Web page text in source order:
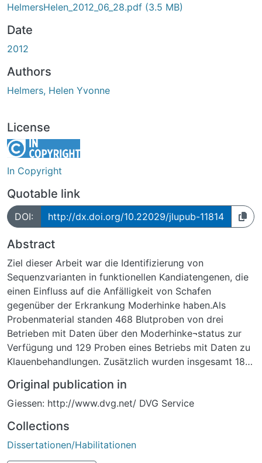
HelmersHelen_2012_06_28.pdf (3.5 MB)
Date
2012
Authors
Helmers, Helen Yvonne
License
In Copyright
Quotable link
DOI: http://dx.doi.org/10.22029/jlupub-11814
Abstract
Ziel dieser Arbeit war die Identifizierung von
Sequenzvarianten in funktionellen Kandiatengenen, die
einen Einfluss auf die Anfälligkeit von Schafen
gegenüber der Erkrankung Moderhinke haben.Als
Probenmaterial standen 468 Blutproben von drei
Betrieben mit Daten über den Moderhinke¬status zur
Verfügung und 129 Proben eines Betriebs mit Daten zu
Klauenbehandlungen. Zusätzlich wurden insgesamt 182
Landschaf (32), Coburger Fuchsschaf (32), Graue
Gehörnte Heidschnucke (32), Merinolandschaf (8),
zur Bestimmung von Allel- und Genotypfrequenzen
untersucht.Die kodierenden Abschnitte und
angrenzende Bereiche der Gene Transglutaminase 1
Original publication in
Giessen: http://www.dvg.net/ DVG Service
Collections
Dissertationen/Habilitationen